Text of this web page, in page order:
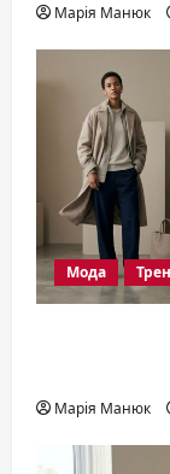
Марія Манюк
Мода
Марія Манюк